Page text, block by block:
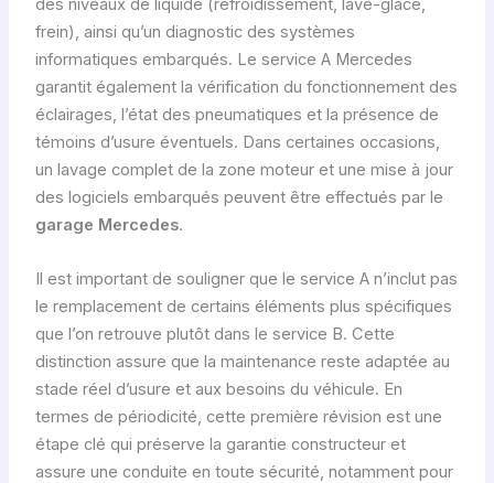
des niveaux de liquide (refroidissement, lave-glace,
frein), ainsi qu’un diagnostic des systèmes
informatiques embarqués. Le service A Mercedes
garantit également la vérification du fonctionnement des
éclairages, l’état des pneumatiques et la présence de
témoins d’usure éventuels. Dans certaines occasions,
un lavage complet de la zone moteur et une mise à jour
des logiciels embarqués peuvent être effectués par le
garage Mercedes.
Il est important de souligner que le service A n’inclut pas
le remplacement de certains éléments plus spécifiques
que l’on retrouve plutôt dans le service B. Cette
distinction assure que la maintenance reste adaptée au
stade réel d’usure et aux besoins du véhicule. En
termes de périodicité, cette première révision est une
étape clé qui préserve la garantie constructeur et
assure une conduite en toute sécurité, notamment pour